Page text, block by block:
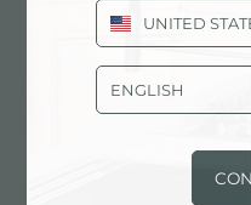
Schema incasso
UNITED
ENGLISH